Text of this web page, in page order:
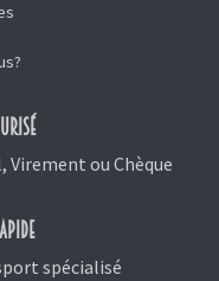
Virement ou Chèque
spécialisé